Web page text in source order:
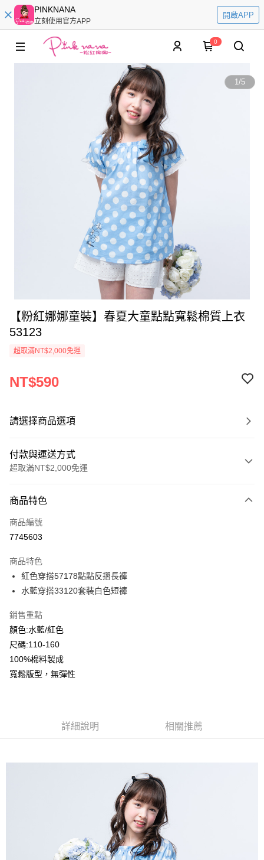
PINKNANA
立刻使用官方APP
開啟APP
0
1/5
【粉紅娜娜童裝】春夏大童點點寬鬆棉質上衣
53123
超取滿NT$2,000免運
NT$590
請選擇商品選項
付款與運送方式
超取滿NT$2,000免運
信用卡一次付款
超商取貨付款
Apple Pay
Google Pay
ATM付款
運送方式
全家付款取貨
每筆NT$80，滿NT$2,000(含以上)免運費
每筆NT$80，滿NT$2,000(含以上)免運費
每筆NT$80，滿NT$2,000(含以上)免運費
商品特色
商品編號
7745603
商品特色
紅色穿搭57178點點反摺長褲
水藍穿搭33120套裝白色短褲
銷售重點
顏色:水藍/紅色
尺碼:110-160
100%棉料製成
寬鬆版型，無彈性
詳細說明 相關推薦